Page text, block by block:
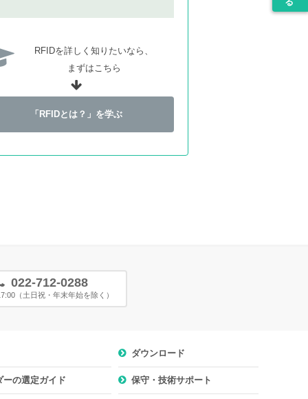
RFIDを詳しく知りたいなら、
まずはこちら
「RFIDとは？」を学ぶ
022-712-0288
（土日祝・年末年始を除く）
ーの選定ガイド
ダウンロード
保守・技術サポート